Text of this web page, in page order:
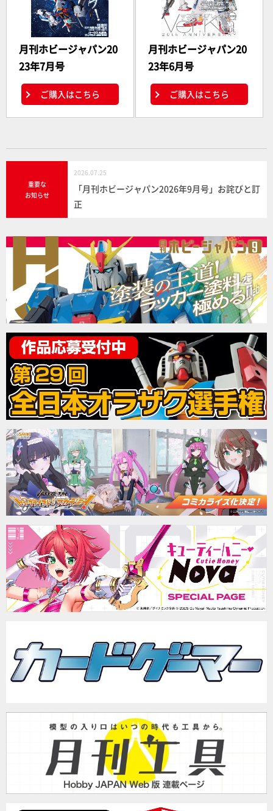
月刊ホビージャパン20
23年7月号
ご購入はこちら
月刊ホビージャパン20
23年6月号
ご購入はこちら
重要な
お知らせ
2026.07.25
「月刊ホビージャパン2026年9月号」お詫びと訂
正